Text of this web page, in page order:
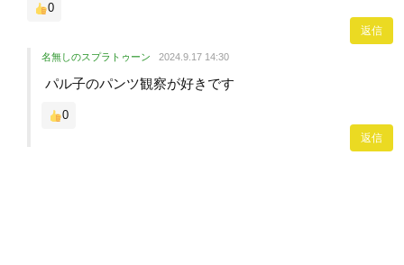
0
返信
名無しのスプラトゥーン 2024.9.17 14:30
パル子のパンツ観察が好きです
0
返信